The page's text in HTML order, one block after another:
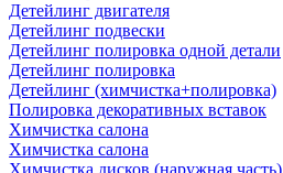
Детейлинг двигателя
Детейлинг подвески
Детейлинг полировка одной детали
Детейлинг полировка
Детейлинг (химчистка+полировка)
Полировка декоративных вставок
Химчистка салона
Химчистка салона
Химчистка дисков (наружная часть)